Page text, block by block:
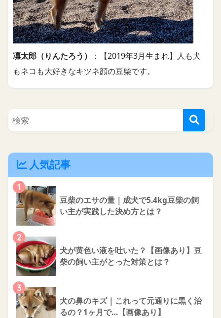
凜太郎（りんたろう）
：【2019年3月生まれ】人も犬
もネコも大好きなキツネ顔の豆柴です。
人気記事
1
豆柴のエサの量｜成犬で5.4kg豆柴の飼
い主が実践した決め方とは？
2
犬が黄色い液を吐いた？【画像あり】豆
柴の飼い主がとった対策とは？
3
犬の鼻のキズ｜これって元通りに黒く治
るの？1ヶ月で…【画像あり】